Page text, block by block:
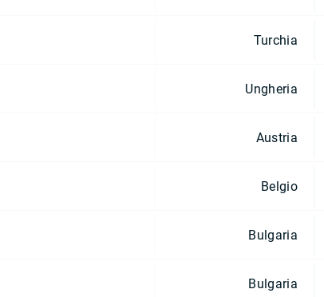
Turchia
Ungheria
Austria
Belgio
Bulgaria
Bulgaria